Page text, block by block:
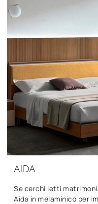
AIDA
Se cerchi letti
Aida in melaminico per